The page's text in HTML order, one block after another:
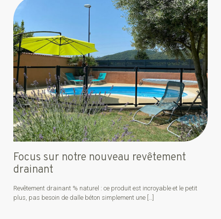
Focus sur notre nouveau revêtement
drainant
Revêtement drainant % naturel : ce produit est incroyable et le petit
plus, pas besoin de dalle béton simplement une […]